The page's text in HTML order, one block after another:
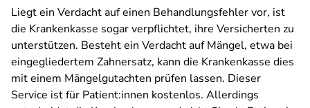
Liegt ein Verdacht auf einen Behandlungsfehler vor, ist
die Krankenkasse sogar verpflichtet, ihre Versicherten zu
unterstützen. Besteht ein Verdacht auf Mängel, etwa bei
eingegliedertem Zahnersatz, kann die Krankenkasse dies
mit einem Mängelgutachten prüfen lassen. Dieser
Service ist für Patient:innen kostenlos. Allerdings